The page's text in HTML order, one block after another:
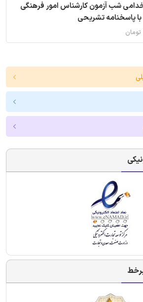
شب آزمون کارشناس امور فرهنگی
با پاسخنامه تشریحی